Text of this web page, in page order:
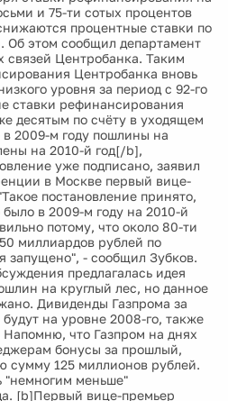
и 75-ти сотых процентов
процентные ставки по
Об этом сообщил департамент
Центробанка. Таким
Центробанка вновь
уровня за период с 92-го
ставки рефинансирования
десятым по счёту в уходящем
2009-м году пошлины на
на 2010-й год[/b],
уже подписано, заявил
в Москве первый вице-
постановление принято,
в 2009-м году на 2010-й
потому, что около 80-ти
миллиардов рублей по
запущено", - сообщил Зубков.
предлагалась идея
на круглый лес, но данное
Дивиденды Газпрома за
на уровне 2008-го, также
что Газпром на днях
бонусы за прошлый,
сумму 125 миллионов рублей.
"немногим меньше"
[b]Первый вице-премьер